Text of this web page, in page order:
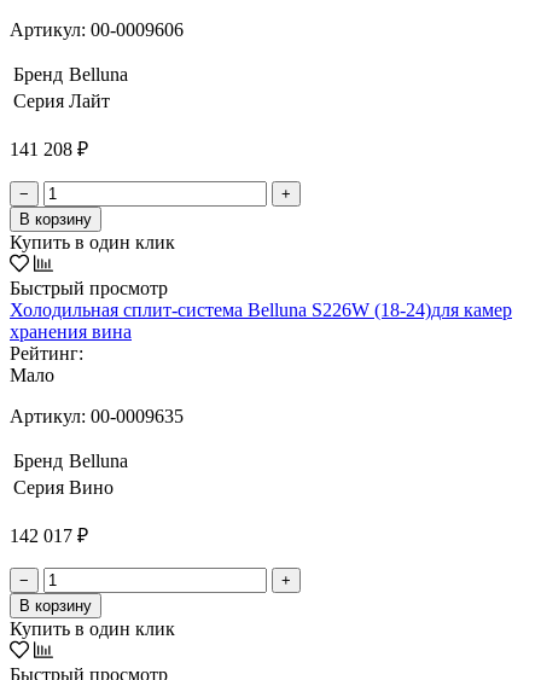
Артикул: 00-0009606
Бренд Belluna
Серия Лайт
141 208 ₽
−
+
В корзину
Купить в один клик
Быстрый просмотр
Холодильная сплит-система Belluna S226W (18-24)для камер
хранения вина
Рейтинг:
Мало
Артикул: 00-0009635
Бренд Belluna
Серия Вино
142 017 ₽
−
+
В корзину
Купить в один клик
Быстрый просмотр